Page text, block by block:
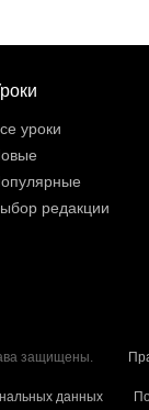
уроки
редакции
защищены.
данных